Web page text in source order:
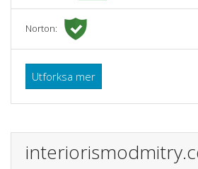
Norton:
Utforksa mer